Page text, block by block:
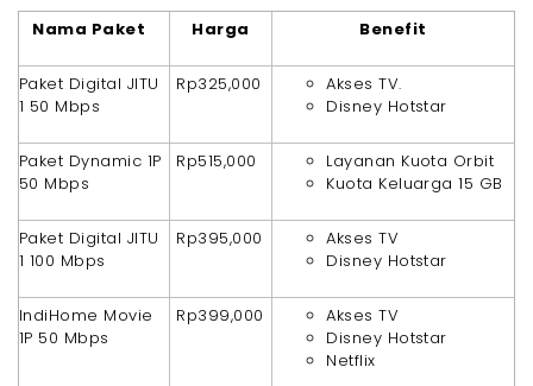
Nama Paket Harga Benefit
Paket Digital JITU
1 50 Mbps
Rp325,000
Akses TV.
Disney Hotstar
Paket Dynamic 1P
50 Mbps
Rp515,000
Layanan Kuota Orbit
Kuota Keluarga 15 GB
Paket Digital JITU
1 100 Mbps
Rp395,000
Akses TV
Disney Hotstar
IndiHome Movie
1P 50 Mbps
Rp399,000
Akses TV
Disney Hotstar
Netflix